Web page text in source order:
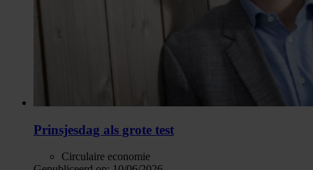
Prinsjesdag als grote test
Circulaire economie